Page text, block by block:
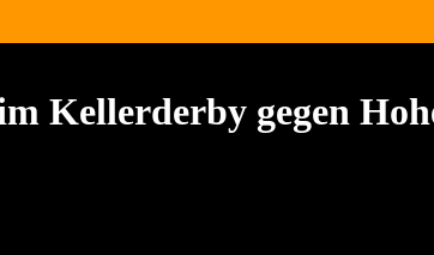
Kellerderby gegen